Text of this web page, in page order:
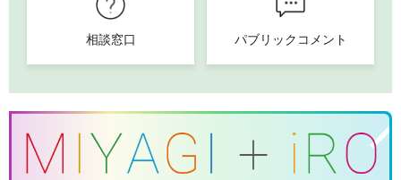
相談窓口 パブリックコメント